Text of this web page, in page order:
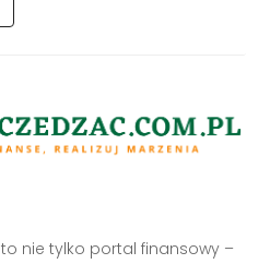
to nie tylko portal finansowy –